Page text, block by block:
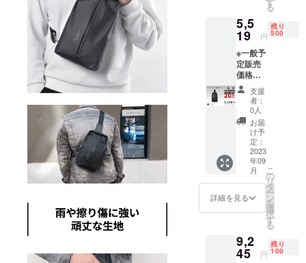
る
5,5
19 円
残り
500
※一般予
定販売
価格：
￥6,899
円 ※税
込・送
料無料
（日本
国内限
定） ※1
セット
内容
「Card
Kolin」
ボディ
バッグ
支援
者：
0人
お届
け予
定：
2023
年09
月
詳細を見る
こ
の
リ
タ
ー
ン
を
選
択
す
る
9,2
45 円
残り
100